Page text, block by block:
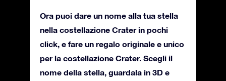
Ora puoi dare un nome alla tua stella
nella costellazione Crater in pochi
click, e fare un regalo originale e unico
per la costellazione Crater. Scegli il
nome della stella, guardala in 3D e